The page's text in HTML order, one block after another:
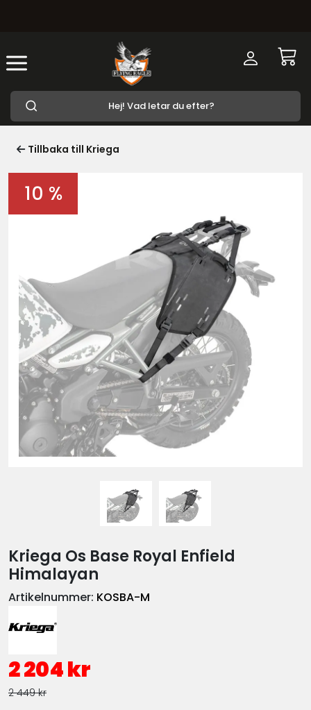
Tillbaka till Kriega
10 %
Kriega Os Base Royal Enfield
Himalayan
Artikelnummer: KOSBA-M
2 204 kr
2 449 kr